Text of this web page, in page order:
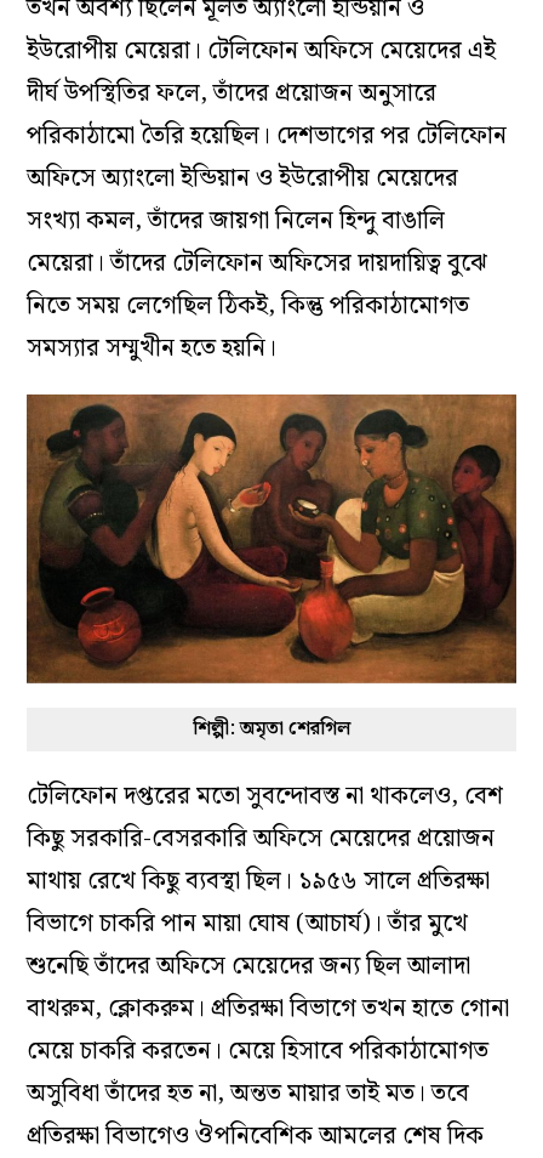
তখন অবশ্য ছিলেন মূলত অ্যাংলো ইন্ডিয়ান ও
ইউরোপীয় মেয়েরা। টেলিফোন অফিসে মেয়েদের এই
দীর্ঘ উপস্থিতির ফলে, তাঁদের প্রয়োজন অনুসারে
পরিকাঠামো তৈরি হয়েছিল। দেশভাগের পর টেলিফোন
অফিসে অ্যাংলো ইন্ডিয়ান ও ইউরোপীয় মেয়েদের
সংখ্যা কমল, তাঁদের জায়গা নিলেন হিন্দু বাঙালি
মেয়েরা। তাঁদের টেলিফোন অফিসের দায়দায়িত্ব বুঝে
নিতে সময় লেগেছিল ঠিকই, কিন্তু পরিকাঠামোগত
সমস্যার সম্মুখীন হতে হয়নি।
শিল্পী: অমৃতা শেরগিল
টেলিফোন দপ্তরের মতো সুবন্দোবস্ত না থাকলেও, বেশ
কিছু সরকারি-বেসরকারি অফিসে মেয়েদের প্রয়োজন
মাথায় রেখে কিছু ব্যবস্থা ছিল। ১৯৫৬ সালে প্রতিরক্ষা
বিভাগে চাকরি পান মায়া ঘোষ (আচার্য)। তাঁর মুখে
শুনেছি তাঁদের অফিসে মেয়েদের জন্য ছিল আলাদা
বাথরুম, ক্লোকরুম। প্রতিরক্ষা বিভাগে তখন হাতে গোনা
মেয়ে চাকরি করতেন। মেয়ে হিসাবে পরিকাঠামোগত
অসুবিধা তাঁদের হত না, অন্তত মায়ার তাই মত। তবে
প্রতিরক্ষা বিভাগেও ঔপনিবেশিক আমলের শেষ দিক